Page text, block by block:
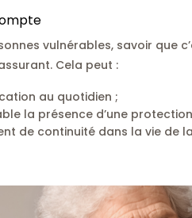
vulnérables, savoir que
Cela peut :
au quotidien ;
la présence d’une
de continuité dans la vie de